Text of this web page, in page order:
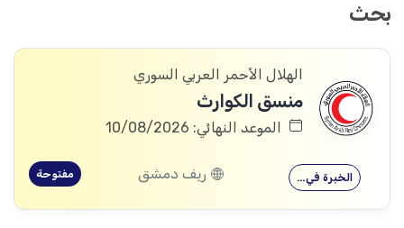
بحث
الهلال الأحمر العربي السوري
منسق الكوارث
الموعد النهائي: 10/08/2026
الخبرة في… ريف دمشق مفتوحة